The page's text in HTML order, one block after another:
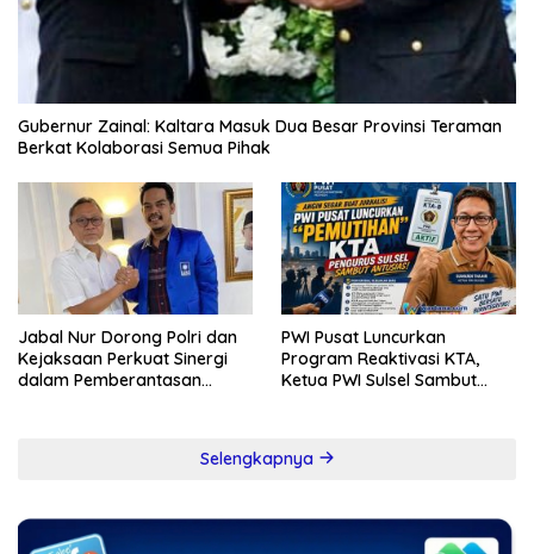
Gubernur Zainal: Kaltara Masuk Dua Besar Provinsi Teraman
Berkat Kolaborasi Semua Pihak
Jabal Nur Dorong Polri dan
Kejaksaan Perkuat Sinergi
dalam Pemberantasan
PWI Pusat Luncurkan
Program Reaktivasi KTA,
Ketua PWI Sulsel Sambut
Selengkapnya